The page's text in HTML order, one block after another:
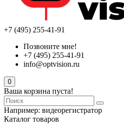
+7 (495) 255-41-91
Позвоните мне!
+7 (495) 255-41-91
info@optvision.ru
0
Ваша корзина пуста!
Например: видеорегистратор
Каталог товаров